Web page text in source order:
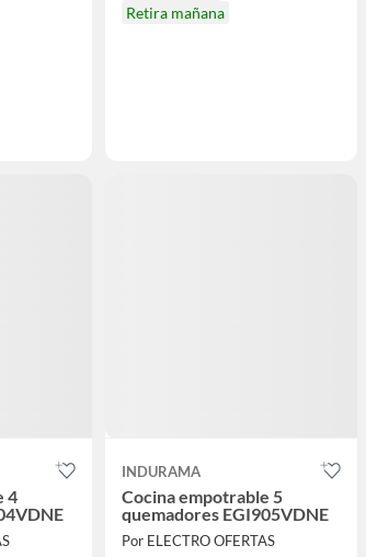
Retira mañana
4
INDURAMA
Cocina empotrable 5
quemadores EGI905VDNE
Por ELECTRO OFERTAS